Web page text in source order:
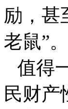
励，甚
老鼠”。
值得
民财产